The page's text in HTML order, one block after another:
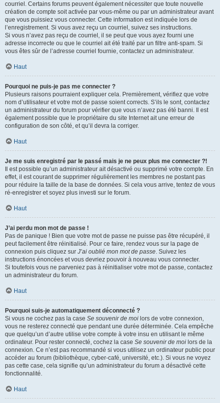
courriel. Certains forums peuvent également nécessiter que toute nouvelle
création de compte soit activée par vous-même ou par un administrateur avant
que vous puissiez vous connecter. Cette information est indiquée lors de
l’enregistrement. Si vous avez reçu un courriel, suivez ses instructions.
Si vous n’avez pas reçu de courriel, il se peut que vous ayez fourni une
adresse incorrecte ou que le courriel ait été traité par un filtre anti-spam. Si
vous êtes sûr de l’adresse courriel fournie, contactez un administrateur.
Haut
Pourquoi ne puis-je pas me connecter ?
Plusieurs raisons pourraient expliquer cela. Premièrement, vérifiez que votre
nom d’utilisateur et votre mot de passe soient corrects. S’ils le sont, contactez
un administrateur du forum pour vérifier que vous n’avez pas été banni. Il est
également possible que le propriétaire du site Internet ait une erreur de
configuration de son côté, et qu’il devra la corriger.
Haut
Je me suis enregistré par le passé mais je ne peux plus me connecter ?!
Il est possible qu’un administrateur ait désactivé ou supprimé votre compte. En
effet, il est courant de supprimer régulièrement les membres ne postant pas
pour réduire la taille de la base de données. Si cela vous arrive, tentez de vous
ré-enregistrer et soyez plus investi sur le forum.
Haut
J’ai perdu mon mot de passe !
Pas de panique ! Bien que votre mot de passe ne puisse pas être récupéré, il
peut facilement être réinitialisé. Pour ce faire, rendez vous sur la page de
connexion puis cliquez sur J’ai oublié mon mot de passe. Suivez les
instructions énoncées et vous devriez pouvoir à nouveau vous connecter.
Si toutefois vous ne parveniez pas à réinitialiser votre mot de passe, contactez
un administrateur du forum.
Haut
Pourquoi suis-je automatiquement déconnecté ?
Si vous ne cochez pas la case Se souvenir de moi lors de votre connexion,
vous ne resterez connecté que pendant une durée déterminée. Cela empêche
que quelqu’un d’autre utilise votre compte à votre insu en utilisant le même
ordinateur. Pour rester connecté, cochez la case Se souvenir de moi lors de la
connexion. Ce n’est pas recommandé si vous utilisez un ordinateur public pour
accéder au forum (bibliothèque, cyber-café, université, etc.). Si vous ne voyez
pas cette case, cela signifie qu’un administrateur du forum a désactivé cette
fonctionnalité.
Haut